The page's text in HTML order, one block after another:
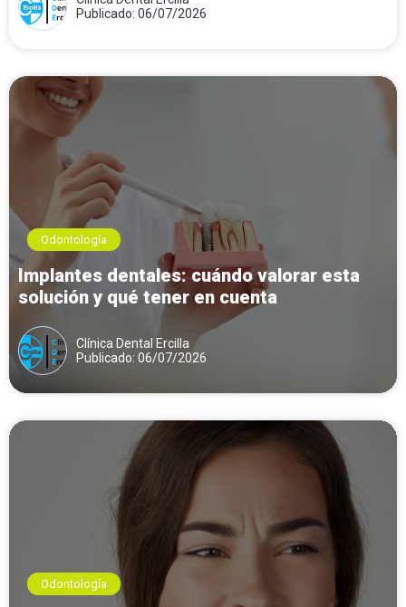
Publicado: 06/07/2026
Odontología
Implantes dentales: cuándo valorar esta
solución y qué tener en cuenta
Clínica Dental Ercilla
Publicado: 06/07/2026
Odontología